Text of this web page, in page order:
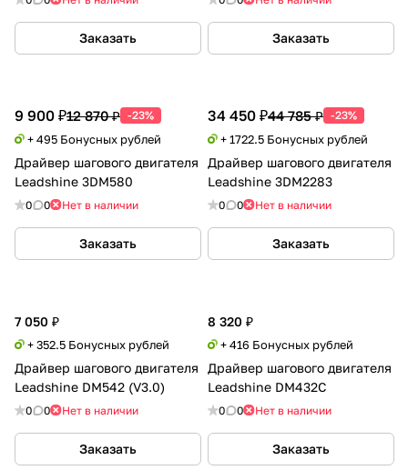
Заказать Заказать
9 900 ₽12 870 ₽ -23%
+ 495 Бонусных рублей
Драйвер шагового двигателя
Leadshine 3DM580
0 0 Нет в наличии
Заказать
34 450 ₽44 785 ₽ -23%
+ 1722.5 Бонусных рублей
Драйвер шагового двигателя
Leadshine 3DM2283
0 0 Нет в наличии
Заказать
7 050 ₽
+ 352.5 Бонусных рублей
Драйвер шагового двигателя
Leadshine DM542 (V3.0)
0 0 Нет в наличии
Заказать
8 320 ₽
+ 416 Бонусных рублей
Драйвер шагового двигателя
Leadshine DM432C
0 0 Нет в наличии
Заказать